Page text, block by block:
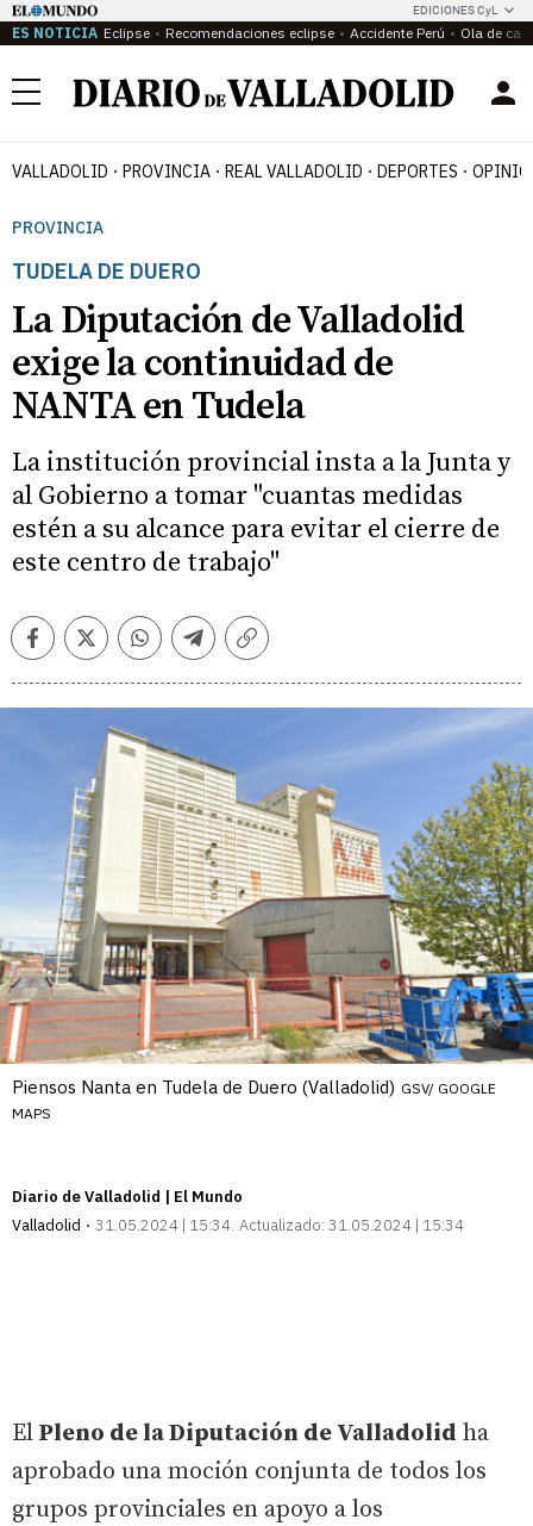
EDICIONES CyL
ES NOTICIA Eclipse Recomendaciones eclipse Accidente Perú Ola de
Menú
VALLADOLID PROVINCIA REAL VALLADOLID DEPORTES
PROVINCIA
TUDELA DE DUERO
La Diputación de Valladolid
exige la continuidad de
NANTA en Tudela
La institución provincial insta a la Junta y
al Gobierno a tomar "cuantas medidas
estén a su alcance para evitar el cierre de
este centro de trabajo"
FacebookTwitterWhatsappTelegramCopiar
Piensos Nanta en Tudela de Duero (Valladolid) GSV/ GOOGLE
MAPS
Diario de Valladolid | El Mundo
Valladolid
31.05.2024 | 15:34 Actualizado: 31.05.2024 | 15:34
El Pleno de la Diputación de Valladolid ha
aprobado una moción conjunta de todos los
grupos provinciales en apoyo a los